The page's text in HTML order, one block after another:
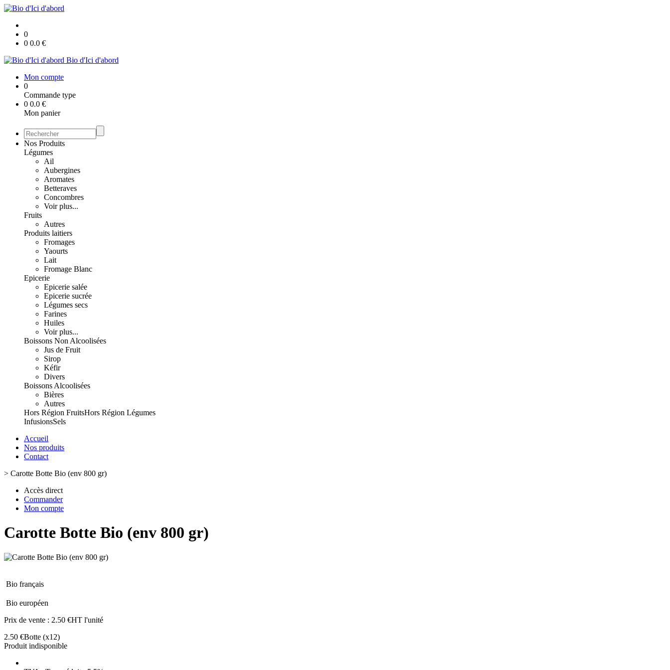
0
0 0.0 €
Bio d'Ici d'abord
Mon compte
0
Commande type
0 0.0 €
Mon panier
Nos Produits
Légumes
Ail
Aubergines
Aromates
Betteraves
Concombres
Voir plus...
Fruits
Autres
Produits laitiers
Fromages
Yaourts
Lait
Fromage Blanc
Epicerie
Epicerie salée
Epicerie sucrée
Légumes secs
Farines
Huiles
Voir plus...
Boissons Non Alcoolisées
Jus de Fruit
Sirop
Kéfir
Divers
Boissons Alcoolisées
Bières
Autres
Hors Région FruitsHors Région Légumes
InfusionsSels
Accueil
Nos produits
Contact
> Carotte Botte Bio (env 800 gr)
Accès direct
Commander
Mon compte
Carotte Botte Bio (env 800 gr)
Bio français
Bio européen
Prix de vente : 2.50 €HT l'unité
2.50 €Botte (x12)
Produit indisponible